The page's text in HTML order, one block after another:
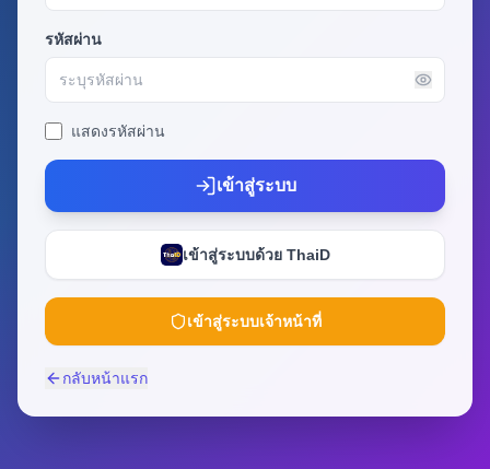
รหัสผ่าน
แสดงรหัสผ่าน
เข้าสู่ระบบ
เข้าสู่ระบบด้วย ThaiD
เข้าสู่ระบบเจ้าหน้าที่
กลับหน้าแรก